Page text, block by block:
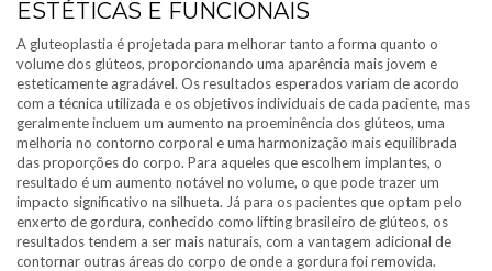
ESTÉTICAS E FUNCIONAIS
A gluteoplastia é projetada para melhorar tanto a forma quanto o
volume dos glúteos, proporcionando uma aparência mais jovem e
esteticamente agradável. Os resultados esperados variam de acordo
com a técnica utilizada e os objetivos individuais de cada paciente, mas
geralmente incluem um aumento na proeminência dos glúteos, uma
melhoria no contorno corporal e uma harmonização mais equilibrada
das proporções do corpo. Para aqueles que escolhem implantes, o
resultado é um aumento notável no volume, o que pode trazer um
impacto significativo na silhueta. Já para os pacientes que optam pelo
enxerto de gordura, conhecido como lifting brasileiro de glúteos, os
resultados tendem a ser mais naturais, com a vantagem adicional de
contornar outras áreas do corpo de onde a gordura foi removida.